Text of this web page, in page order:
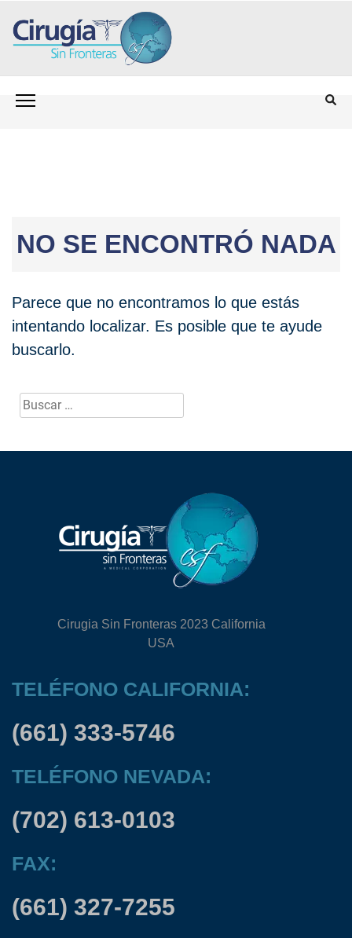
contenido
CIRUGÍA SIN FRONTERAS CSF
Programa para personas sin seguro médico que
necesitan cirugía
NO SE ENCONTRÓ NADA
Parece que no encontramos lo que estás
intentando localizar. Es posible que te ayude
buscarlo.
Buscar:
Cirugia Sin Fronteras 2023 California
USA
TELÉFONO CALIFORNIA:
(661) 333-5746
TELÉFONO NEVADA:
(702) 613-0103
FAX:
(661) 327-7255